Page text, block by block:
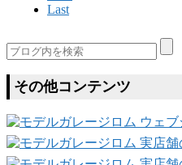
Last
その他コンテンツ